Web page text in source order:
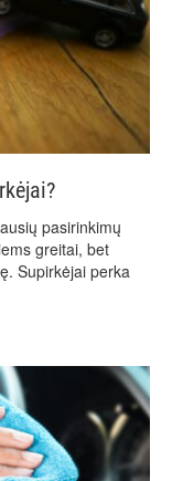
pasirinkimų
greitai, bet
Supirkėjai perka